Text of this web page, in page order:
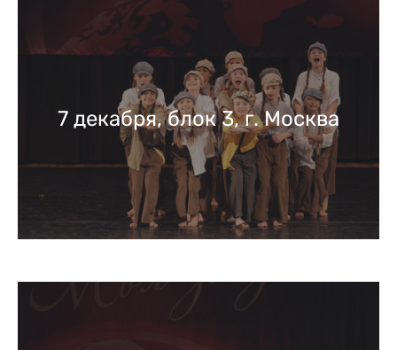
7 декабря, блок 3, г. Москва